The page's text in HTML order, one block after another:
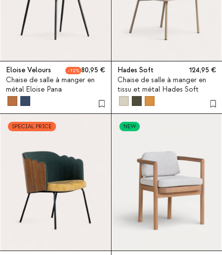
Eloise Velours 12
80,95
Chaise de salle à manger en
métal Eloise Pana
Hades Soft
124,95
Chaise de salle à manger en
tissu et métal Hades Soft
SPECIAL PRICE NEW